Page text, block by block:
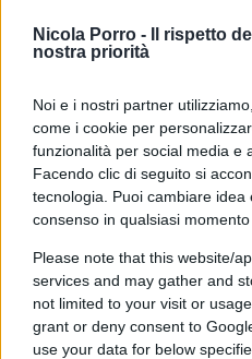
Nicola Porro -
Il rispetto
nostra priorità
Noi e i nostri partner
come i cookie per
funzionalità per social media e
Facendo clic di seguito si
tecnologia. Puoi cambiare
consenso in qualsiasi
Please note that this website/
services and may gather and
not limited to your visit or
grant or deny consent to
use your data for below
Piazza Affari da
di petrolio e gas
diEnrico Foscarini
26 Maggio 2026, 9:00